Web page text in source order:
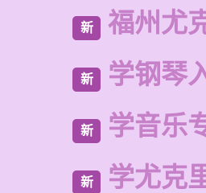
新 福州尤
新 学钢琴
新 学音乐
新 学尤克